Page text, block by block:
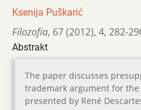
Ksenija Puškarić
Filozofia, 67 (2012), 4, 282-
Abstrakt
The paper discusses
trademark argument for the
presented by René